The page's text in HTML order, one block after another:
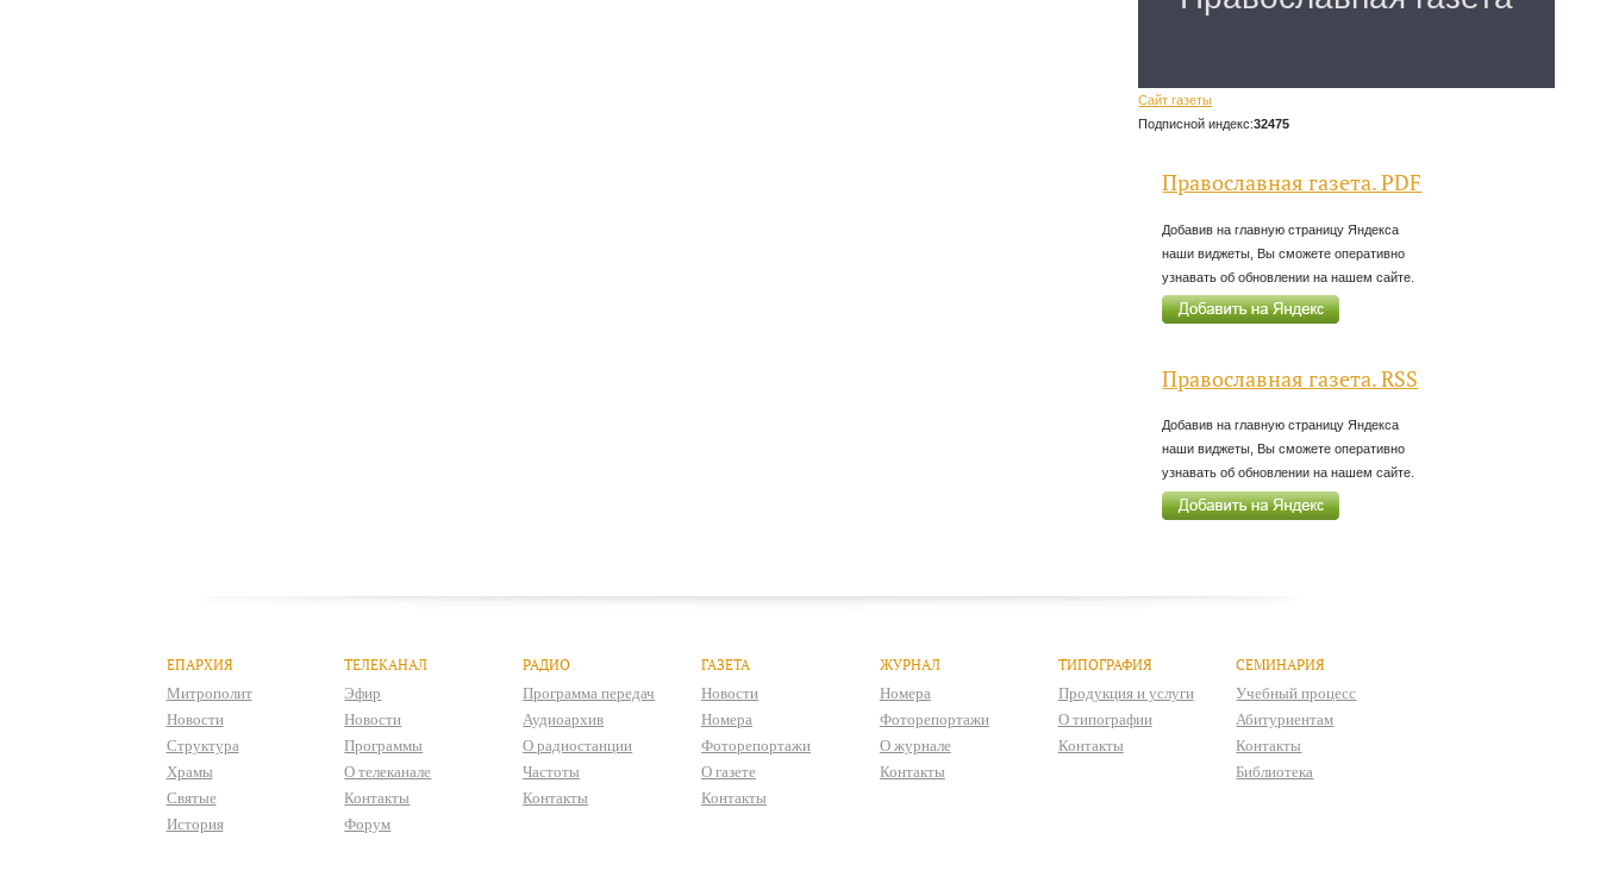
Сайт газеты
Подписной индекс:32475
Православная газета. PDF
Добавив на главную страницу Яндекса
наши виджеты, Вы сможете оперативно
узнавать об обновлении на нашем сайте.
Православная газета. RSS
Добавив на главную страницу Яндекса
наши виджеты, Вы сможете оперативно
узнавать об обновлении на нашем сайте.
ЕПАРХИЯ
Митрополит
Новости
Структура
Храмы
Святые
История
ТЕЛЕКАНАЛ
Эфир
Новости
Программы
О телеканале
Контакты
Форум
РАДИО
Программа передач
Аудиоархив
О радиостанции
Частоты
Контакты
ГАЗЕТА
Новости
Номера
Фоторепортажи
О газете
Контакты
ЖУРНАЛ
Номера
Фоторепортажи
О журнале
Контакты
ТИПОГРАФИЯ
Продукция и услуги
О типографии
Контакты
СЕМИНАРИЯ
Учебный процесс
Абитуриентам
Контакты
Библиотека